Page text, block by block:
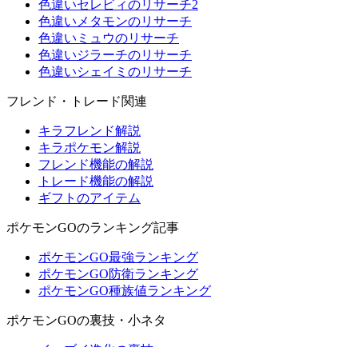
色違いセレビィのリサーチ2
色違いメタモンのリサーチ
色違いミュウのリサーチ
色違いジラーチのリサーチ
色違いシェイミのリサーチ
フレンド・トレード関連
キラフレンド解説
キラポケモン解説
フレンド機能の解説
トレード機能の解説
ギフトのアイテム
ポケモンGOのランキング記事
ポケモンGO最強ランキング
ポケモンGO防衛ランキング
ポケモンGO種族値ランキング
ポケモンGOの裏技・小ネタ